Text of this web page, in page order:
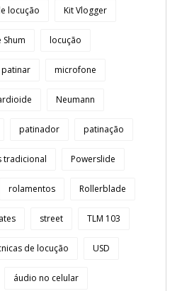
locução Kit Vlogger
Shum locução
microfone
Neumann
patinador patinação
tradicional Powerslide
rolamentos Rollerblade
street TLM 103
de locução USD
áudio no celular